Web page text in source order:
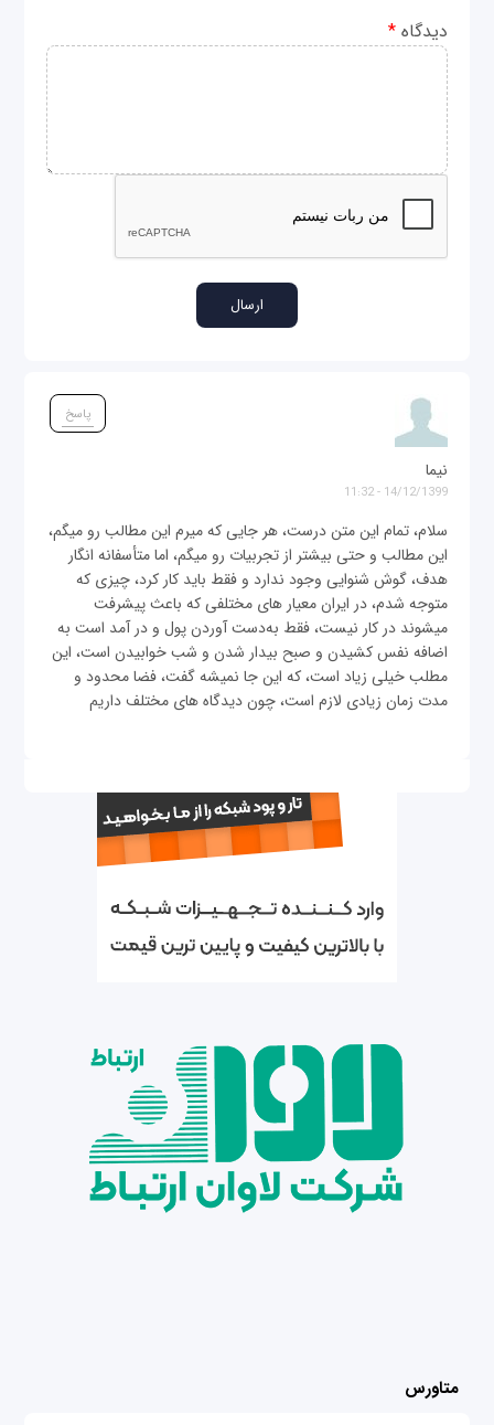
دیدگاه*
پاسخ
نیما
14/12/1399 - 11:32
سلام، تمام این متن درست، هر جایی که میرم این مطالب رو میگم،
این مطالب و حتی بیشتر از تجربیات رو میگم، اما متأسفانه انگار
هدف، گوش شنوایی وجود ندارد و فقط باید کار کرد، چیزی که
متوجه شدم، در ايران معیار های مختلفی که باعث پیشرفت
میشوند در کار نیست، فقط به‌دست آوردن پول و در آمد است به
اضافه نفس کشیدن و صبح بیدار شدن و شب خوابیدن است، این
مطلب خیلی زیاد است، که این جا نمیشه گفت، فضا محدود و
مدت زمان زیادی لازم است، چون ديدگاه های مختلف داریم
متاورس